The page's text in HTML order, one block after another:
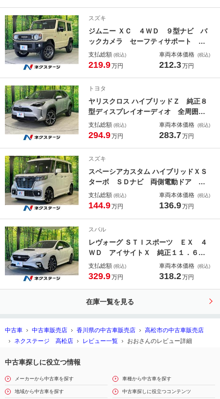
スズキ
ジムニー ＸＣ ４ＷＤ ９型ナビ バ
ックカメラ セーフティサポート 禁
煙車 ドラレコ コーナーセンサー
スマートキー ＬＥＤヘッド ビルト
ト
支払総額 (税込)
219.9万円
車両本体価格 (税込)
212.3万円
トヨタ
ヤリスクロス ハイブリッドＺ 純正８
型ディスプレイオーディオ 全周囲カ
メラ セーフティセンス レーダーク
ルーズ 禁煙車 ＢＳＭ ハーフレザ
ＥＤヘッド ＥＴＣ２．０
支払総額 (税込)
294.9万円
車両本体価格 (税込)
283.7万円
スズキ
スペーシアカスタム ハイブリッドＸＳ
ターボ ＳＤナビ 両側電動ドア バ
ックカメラ 禁煙車 レーダーブレー
キサポート コーナセンサー 車線逸
ＴＣ
支払総額 (税込)
144.9万円
車両本体価格 (税込)
136.9万円
スバル
レヴォーグ ＳＴＩスポーツ ＥＸ ４
ＷＤ アイサイトＸ 純正１１．６イ
ンチナビ サイド・バックカメラ 禁
煙車 電動リアゲート 全席シートヒ
Ｃ 純正１８インチアルミ
支払総額 (税込)
329.9万円
車両本体価格 (税込)
318.2万円
在庫一覧を見る
中古車 中古車販売店 香川県の中古車販売店
高松市の中古車販売店
ネクステージ 高松店
レビュー一覧 おおさんのレビュー詳細
中古車探しに役立つ情報
メーカーから中古車を探す 車種から中古車を探す
地域から中古車を探す 中古車探しに役立つコンテンツ